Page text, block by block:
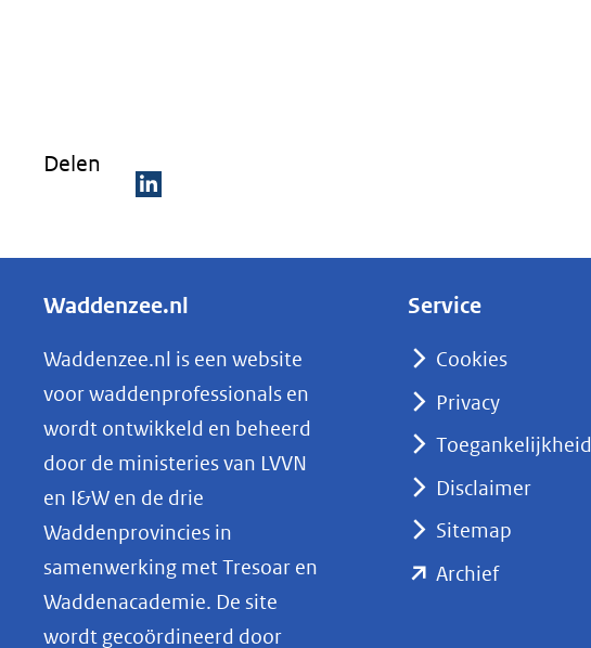
Delen
e
e
n
o
p
L
k
e
d
Waddenzee.nl
Waddenzee.nl is een website
voor waddenprofessionals en
wordt ontwikkeld en beheerd
door de ministeries van LVVN
en I&W en de drie
Waddenprovincies in
samenwerking met Tresoar en
Waddenacademie. De site
wordt gecoördineerd door
Service
Cookies
Privacy
Toegankelijkheid
Disclaimer
Sitemap
Archief(opent